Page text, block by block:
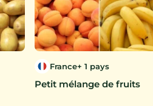
France+ 1 pays
Petit mélange de fruits